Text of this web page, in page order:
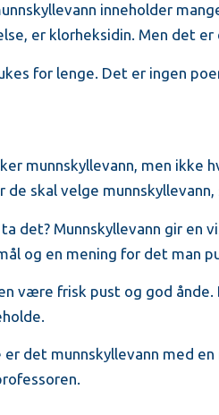
inneholder
er klorheksidin. Men det er
for lenge. Det er ingen
munnskyllevann, men
de skal velge
det? Munnskyllevann gir en
og en mening for det man
være frisk pust og god
er det munnskyllevann med